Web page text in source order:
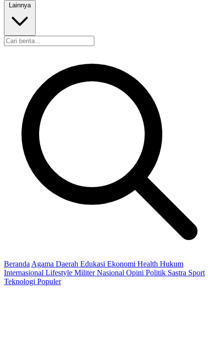
Lainnya
Beranda Agama Daerah Edukasi Ekonomi Health Hukum
Internasional Lifestyle MiliterNasional Opini Politik Sastra Sport
Teknologi Populer